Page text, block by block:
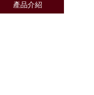
產品介紹